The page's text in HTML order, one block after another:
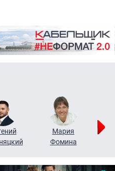
Мария
Фомина